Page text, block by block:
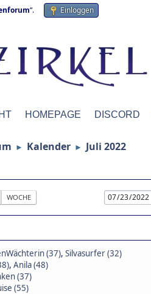
“. Einloggen
HOMEPAGE DISCORD
► Kalender ► Juli 2022
WOCHE
(37), Silvasurfer (32)
, Anila (48)
(37)
(55)